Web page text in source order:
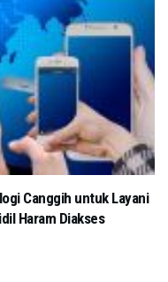
Canggih untuk Layani
Haram Diakses